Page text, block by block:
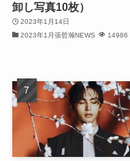
卸し写真10枚）
2023年1月14日
2023年1月張哲瀚NEWS
14986